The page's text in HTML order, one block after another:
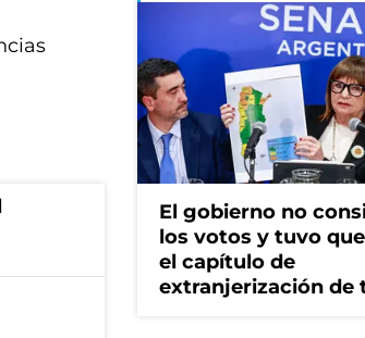
El gobierno no
los votos y tuvo
el capítulo de
extranjerización de